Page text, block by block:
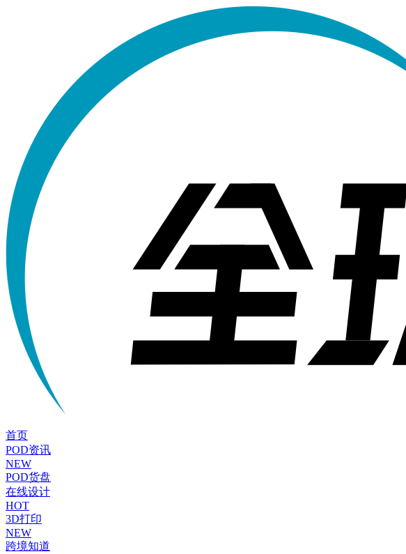
首页
POD资讯
NEW
POD货盘
在线设计
HOT
3D打印
NEW
跨境知道